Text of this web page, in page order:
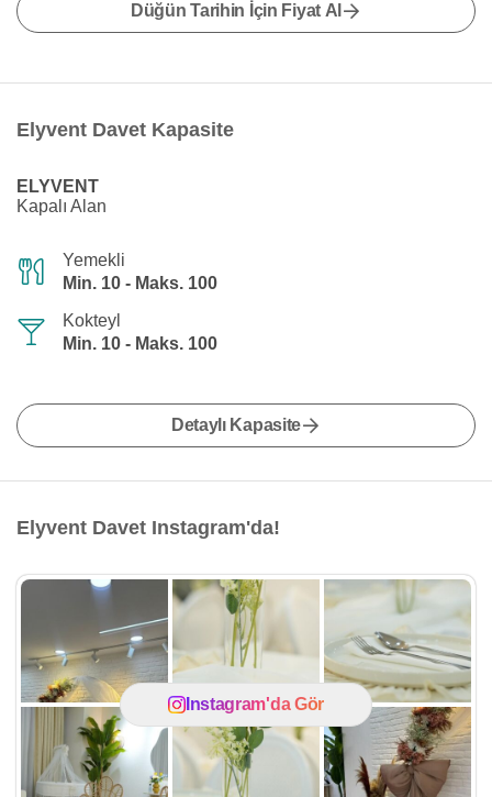
Düğün Tarihin İçin Fiyat Al
Elyvent Davet Kapasite
ELYVENT
Kapalı Alan
Yemekli
Min. 10 - Maks. 100
Kokteyl
Min. 10 - Maks. 100
Detaylı Kapasite
Elyvent Davet Instagram'da!
Instagram'da Gör